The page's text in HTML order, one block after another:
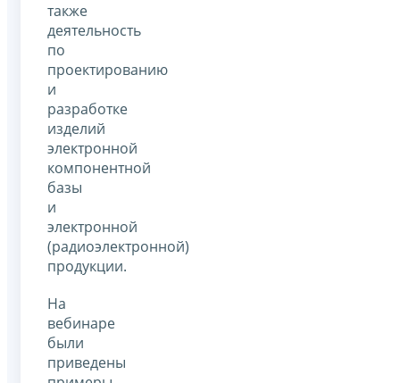
также
деятельность
по
проектированию
и
разработке
изделий
электронной
компонентной
базы
и
электронной
(радиоэлектронной)
продукции.
На
вебинаре
были
приведены